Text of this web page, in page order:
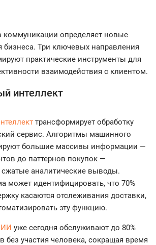
коммуникации определяет новые
Три ключевых направления
практические инструменты для
взаимодействия с клиентом.
интеллект
трансформирует обработку
сервис. Алгоритмы машинного
большие массивы информации —
до паттернов покупок —
аналитические выводы.
может идентифицировать, что 70%
касаются отслеживания доставки,
эту функцию.
ИИ уже сегодня обслуживают до 80%
без участия человека, сокращая время